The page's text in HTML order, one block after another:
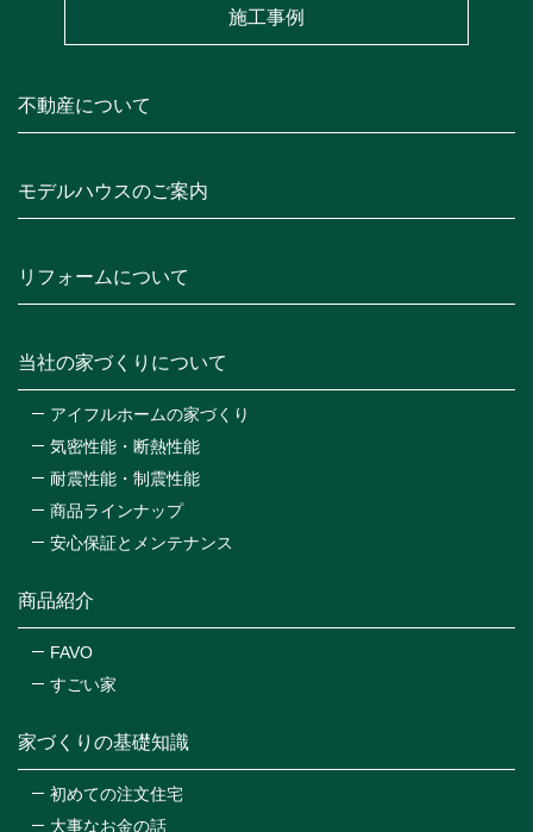
施工事例
モデルハウスのご案内
リフォームについて
家づくりの基礎知識
初めての注文住宅
大事なお金の話
当社の家づくりについて
アイフルホームの家づくり
気密性能・断熱性能
耐震性能・制震性能
商品ラインナップ
安心保証とメンテナンス
商品紹介
FAVO
すごい家
不動産について